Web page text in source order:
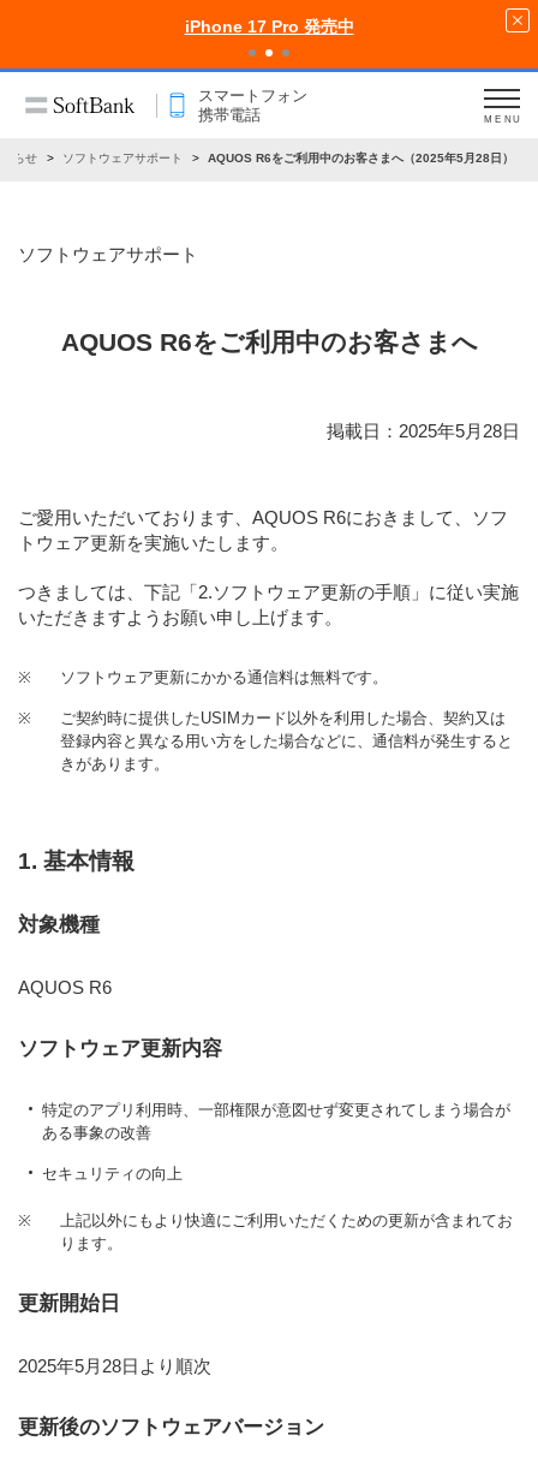
iPhone 17 Pro 発売中
スマートフォン
携帯電話
MENU
らせ ソフトウェアサポート AQUOS R6をご利用中のお客さまへ（2025年5月28日）
ソフトウェアサポート
AQUOS R6をご利用中のお客さまへ
掲載日：2025年5月28日
ご愛用いただいております、AQUOS R6におきまして、ソフ
トウェア更新を実施いたします。
つきましては、下記「2.ソフトウェア更新の手順」に従い実施
いただきますようお願い申し上げます。
※ ソフトウェア更新にかかる通信料は無料です。
※
ご契約時に提供したUSIMカード以外を利用した場合、契約又は
登録内容と異なる用い方をした場合などに、通信料が発生すると
きがあります。
1. 基本情報
対象機種
AQUOS R6
ソフトウェア更新内容
特定のアプリ利用時、一部権限が意図せず変更されてしまう場合が
ある事象の改善
セキュリティの向上
※
上記以外にもより快適にご利用いただくための更新が含まれてお
ります。
更新開始日
2025年5月28日より順次
更新後のソフトウェアバージョン